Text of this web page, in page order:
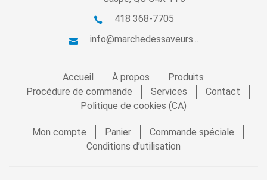
418 368-7705
info@marchedessaveurs...
Accueil À propos
Produits
Procédure de commande
Services
Contact
Politique de cookies (CA)
Mon compte Panier
Commande spéciale
Conditions d’utilisation